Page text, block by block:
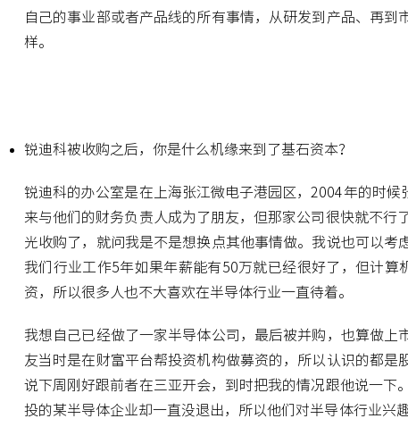
自己的事业部或者产品线的所有事情，从研发到产品、再
样。
锐迪科被收购之后，你是什么机缘来到了基石资本？
锐迪科的办公室是在上海张江微电子港园区，2004年的时
来与他们的财务负责人成为了朋友，但那家公司很快就不
光收购了，就问我是不是想换点其他事情做。我说也可以
我们行业工作5年如果年薪能有50万就已经很好了，但计
资，所以很多人也不大喜欢在半导体行业一直待着。
我想自己已经做了一家半导体公司，最后被并购，也算做
友当时是在财富平台帮投资机构做募资的，所以认识的都
说下周刚好跟前者在三亚开会，到时把我的情况跟他说一
投的某半导体企业却一直没退出，所以他们对半导体行业兴